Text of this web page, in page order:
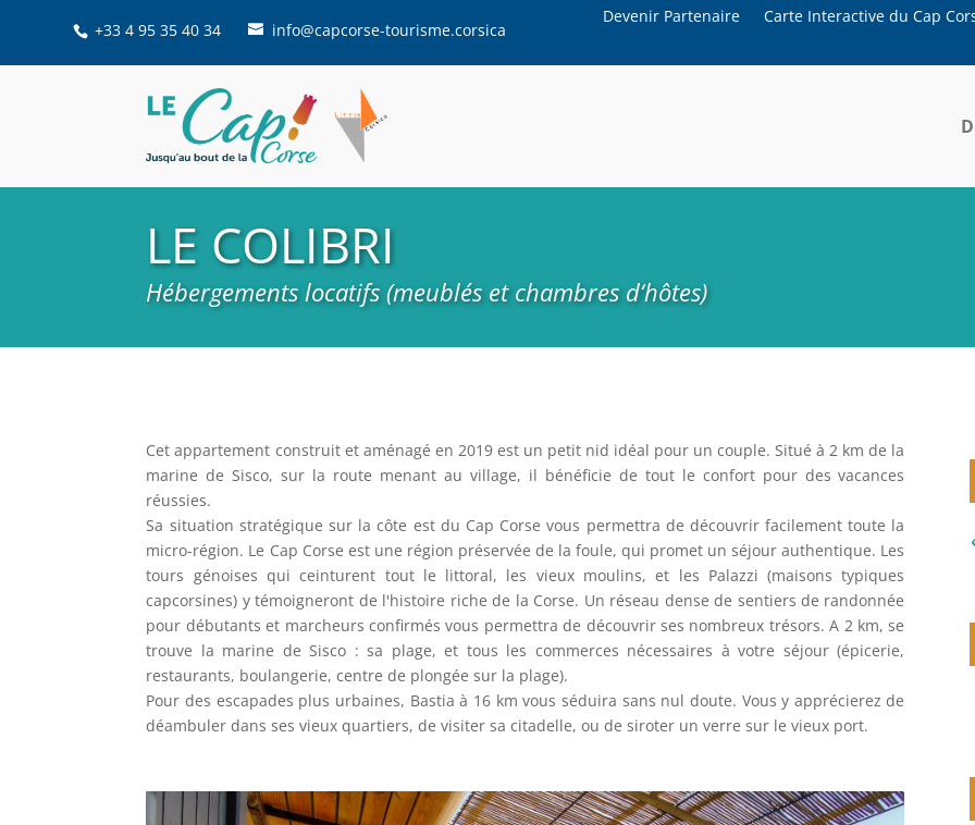
+33 4 95 35 40 34 info@capcorse-tourisme.corsica
Devenir Partenaire Carte Interactive du Cap
LE COLIBRI
Hébergements locatifs (meublés et chambres d‘hôtes)
Cet appartement construit et aménagé en 2019 est un petit nid idéal pour un couple. Situé à 2 km de la
marine de Sisco, sur la route menant au village, il bénéficie de tout le confort pour des vacances
réussies.
Sa situation stratégique sur la côte est du Cap Corse vous permettra de découvrir facilement toute la
micro-région. Le Cap Corse est une région préservée de la foule, qui promet un séjour authentique. Les
tours génoises qui ceinturent tout le littoral, les vieux moulins, et les Palazzi (maisons typiques
capcorsines) y témoigneront de l'histoire riche de la Corse. Un réseau dense de sentiers de randonnée
pour débutants et marcheurs confirmés vous permettra de découvrir ses nombreux trésors. A 2 km, se
trouve la marine de Sisco : sa plage, et tous les commerces nécessaires à votre séjour (épicerie,
restaurants, boulangerie, centre de plongée sur la plage).
Pour des escapades plus urbaines, Bastia à 16 km vous séduira sans nul doute. Vous y apprécierez de
déambuler dans ses vieux quartiers, de visiter sa citadelle, ou de siroter un verre sur le vieux port.